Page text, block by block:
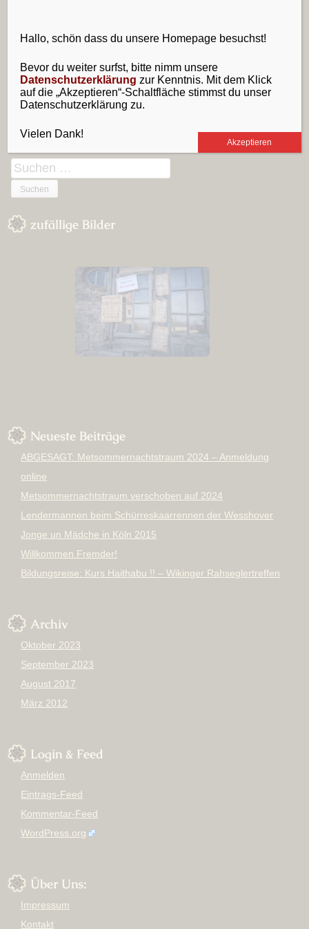
Sidebar
Folge uns
RSS-E-
Facebook
Suchen
nach:
zufällige Bilder
Neueste Beiträge
ABGESAGT: Metsommernachtstraum 2024 – Anmeldung
online
Metsommernachtstraum verschoben auf 2024
Lendermannen beim Schürreskaarrennen der Wesshover
Jonge un Mädche in Köln 2015
Willkommen Fremder!
Bildungsreise: Kurs Haithabu !! – Wikinger Rahseglertreffen
Archiv
Oktober 2023
September 2023
August 2017
März 2012
Login & Feed
Anmelden
Eintrags-Feed
Kommentar-Feed
WordPress.org
Über Uns:
Impressum
Kontakt
Hallo, schön dass du unsere Homepage besuchst!
Bevor du weiter surfst, bitte nimm unsere
Datenschutzerklärung zur Kenntnis. Mit dem Klick
auf die „Akzeptieren“-Schaltfläche stimmst du unser
Datenschutzerklärung zu.
Vielen Dank!
Akzeptieren